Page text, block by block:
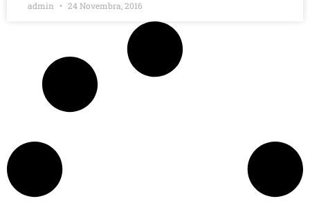
admin 24 Novembra, 2016